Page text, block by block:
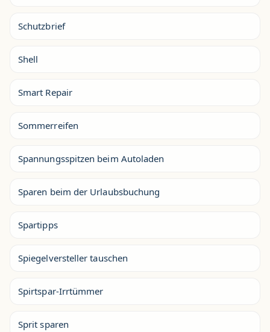
Schutzbrief
Shell
Smart Repair
Sommerreifen
Spannungsspitzen beim Autoladen
Sparen beim der Urlaubsbuchung
Spartipps
Spiegelversteller tauschen
Spirtspar-Irrtümmer
Sprit sparen